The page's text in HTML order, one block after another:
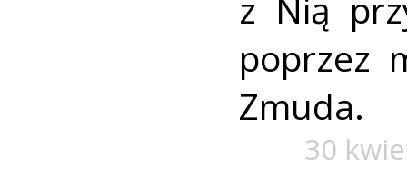
poprzez
Zmuda.
30